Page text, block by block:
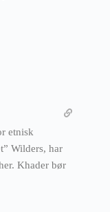
etnisk
Wilders, har
Khader bør